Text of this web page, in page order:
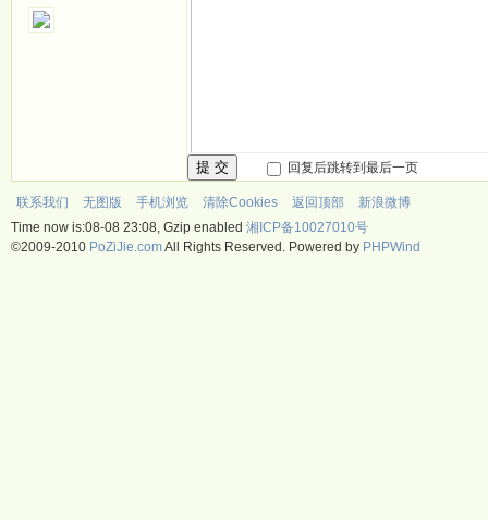
提 交 回复后跳转到最后一页
联系我们 无图版 手机浏览 清除Cookies 返回顶部
新浪微博
Time now is:08-08 23:08, Gzip enabled 湘ICP备10027010号
©2009-2010 PoZiJie.comAll Rights Reserved. Powered by PHPWind